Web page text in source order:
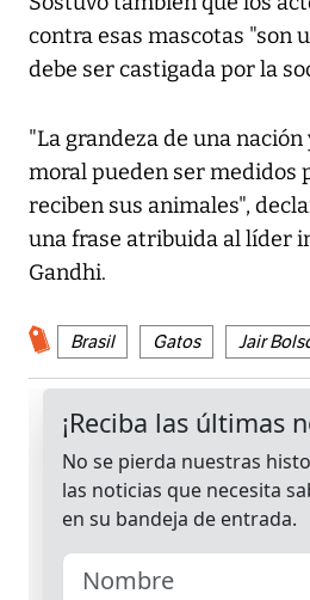
contra esas mascotas "son
debe ser castigada por la
"La grandeza de una
moral pueden ser medidos
reciben sus animales",
una frase atribuida al líder
Gandhi.
Brasil Gatos Jair